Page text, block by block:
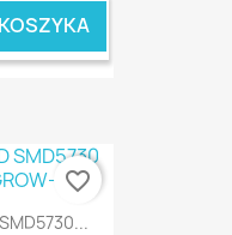
favorite_border